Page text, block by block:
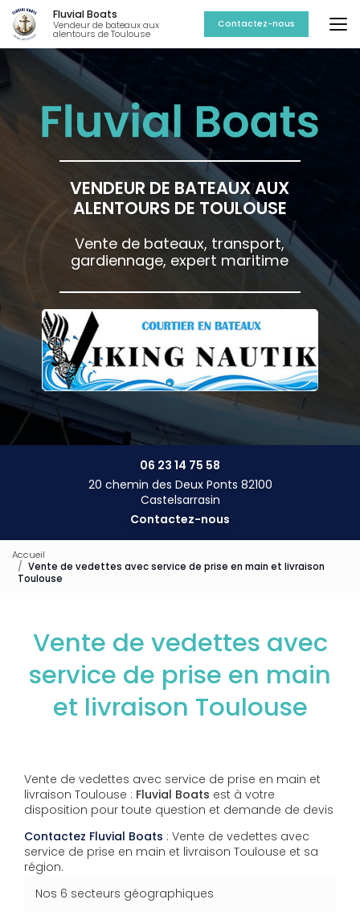
Aller
au
contenu
principal
Fluvial Boats
Vendeur de bateaux aux
alentours de Toulouse
Contactez-nous
VENDEUR DE BATEAUX AUX
ALENTOURS DE TOULOUSE
Vente de bateaux, transport,
gardiennage, expert maritime
06 23 14 75 58
20 chemin des Deux Ponts 82100
Castelsarrasin
Contactez-nous
Accueil
Vente de vedettes avec service de prise en main et livraison
Toulouse
Vente de vedettes avec
service de prise en main
et livraison Toulouse
Vente de vedettes avec service de prise en main et
livraison Toulouse : Fluvial Boats est à votre
disposition pour toute question et demande de devis
Contactez Fluvial Boats : Vente de vedettes avec
service de prise en main et livraison Toulouse et sa
région.
Nos 6 secteurs géographiques